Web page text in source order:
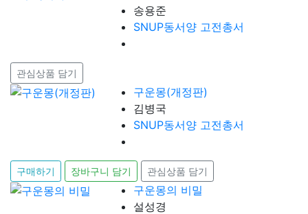
송용준
SNUP동서양 고전총서
관심상품 담기
구운몽(개정판)
김병국
SNUP동서양 고전총서
구매하기 장바구니 담기 관심상품 담기
구운몽의 비밀
설성경